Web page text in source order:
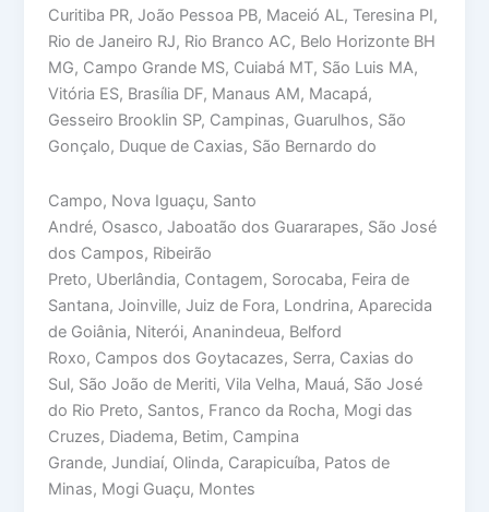
Curitiba PR, João Pessoa PB, Maceió AL, Teresina PI,
Rio de Janeiro RJ, Rio Branco AC, Belo Horizonte BH
MG, Campo Grande MS, Cuiabá MT, São Luis MA,
Vitória ES, Brasília DF, Manaus AM, Macapá,
Gesseiro Brooklin SP, Campinas, Guarulhos, São
Gonçalo, Duque de Caxias, São Bernardo do
Campo, Nova Iguaçu, Santo
André, Osasco, Jaboatão dos Guararapes, São José
dos Campos, Ribeirão
Preto, Uberlândia, Contagem, Sorocaba, Feira de
Santana, Joinville, Juiz de Fora, Londrina, Aparecida
de Goiânia, Niterói, Ananindeua, Belford
Roxo, Campos dos Goytacazes, Serra, Caxias do
Sul, São João de Meriti, Vila Velha, Mauá, São José
do Rio Preto, Santos, Franco da Rocha, Mogi das
Cruzes, Diadema, Betim, Campina
Grande, Jundiaí, Olinda, Carapicuíba, Patos de
Minas, Mogi Guaçu, Montes